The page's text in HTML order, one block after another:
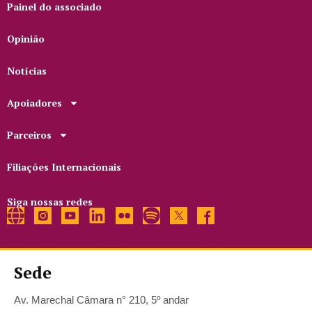
Painel do associado
Opinião
Notícias
Apoiadores
Parceiros
Filiações Internacionais
Siga nossas redes
Sede
Av. Marechal Câmara n° 210, 5º andar